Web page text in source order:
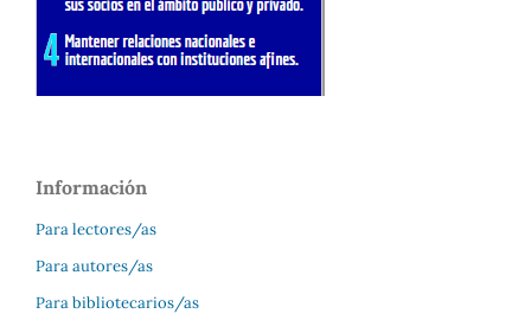
Información
Para lectores/as
Para autores/as
Para bibliotecarios/as